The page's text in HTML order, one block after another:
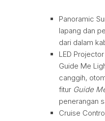
Panoramic
lapang dan
dari dalam
LED
Guide Me
canggih,
fitur Guide
penerangan
Cruise